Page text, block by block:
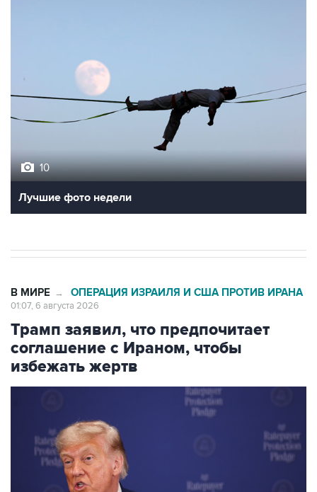
10
Лучшие фото недели
В МИРЕ → ОПЕРАЦИЯ ИЗРАИЛЯ И США ПРОТИВ ИРАНА
01:07, 6 августа 2026
Трамп заявил, что предпочитает
соглашение с Ираном, чтобы
избежать жертв